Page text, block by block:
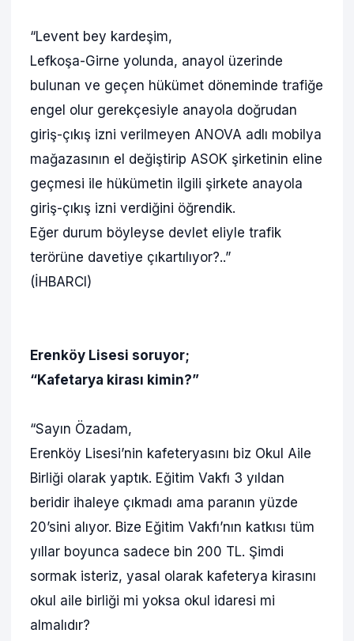
“Levent bey kardeşim,
Lefkoşa-Girne yolunda, anayol üzerinde
bulunan ve geçen hükümet döneminde trafiğe
engel olur gerekçesiyle anayola doğrudan
giriş-çıkış izni verilmeyen ANOVA adlı mobilya
mağazasının el değiştirip ASOK şirketinin eline
geçmesi ile hükümetin ilgili şirkete anayola
giriş-çıkış izni verdiğini öğrendik.
Eğer durum böyleyse devlet eliyle trafik
terörüne davetiye çıkartılıyor?..”
(İHBARCI)
Erenköy Lisesi soruyor;
“Kafetarya kirası kimin?”
“Sayın Özadam,
Erenköy Lisesi’nin kafeteryasını biz Okul Aile
Birliği olarak yaptık. Eğitim Vakfı 3 yıldan
beridir ihaleye çıkmadı ama paranın yüzde
20’sini alıyor. Bize Eğitim Vakfı’nın katkısı tüm
yıllar boyunca sadece bin 200 TL. Şimdi
sormak isteriz, yasal olarak kafeterya kirasını
okul aile birliği mi yoksa okul idaresi mi
almalıdır?